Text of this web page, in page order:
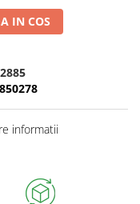
IN COS
informatii